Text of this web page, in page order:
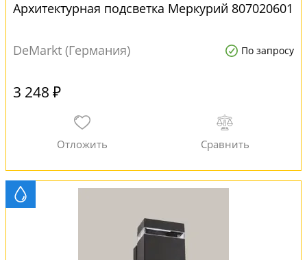
Архитектурная подсветка Меркурий 807020601
DeMarkt (Германия) По запросу
3 248 ₽